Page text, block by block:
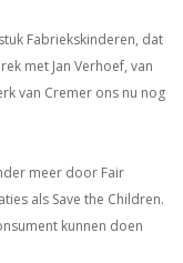
Fabriekskinderen, dat
met Jan Verhoef, van
van Cremer ons nu nog
meer door Fair
als Save the Children.
kunnen doen